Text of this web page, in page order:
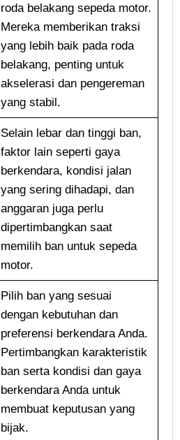
roda belakang sepeda motor.
Mereka memberikan traksi
yang lebih baik pada roda
belakang, penting untuk
akselerasi dan pengereman
yang stabil.
Selain lebar dan tinggi ban,
faktor lain seperti gaya
berkendara, kondisi jalan
yang sering dihadapi, dan
anggaran juga perlu
dipertimbangkan saat
memilih ban untuk sepeda
motor.
Pilih ban yang sesuai
dengan kebutuhan dan
preferensi berkendara Anda.
Pertimbangkan karakteristik
ban serta kondisi dan gaya
berkendara Anda untuk
membuat keputusan yang
bijak.